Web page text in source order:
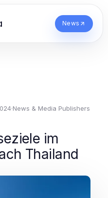
News
·News & Media Publishers
im
Thailand